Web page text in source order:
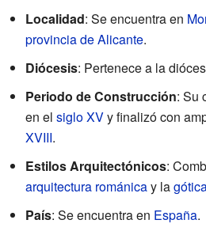
Localidad: Se encuentra en
provincia de Alicante.
Diócesis: Pertenece a la
Periodo de Construcción: Su
en el siglo XVy finalizó con
XVIII.
Estilos Arquitectónicos:
arquitectura románicay la
País: Se encuentra en España.